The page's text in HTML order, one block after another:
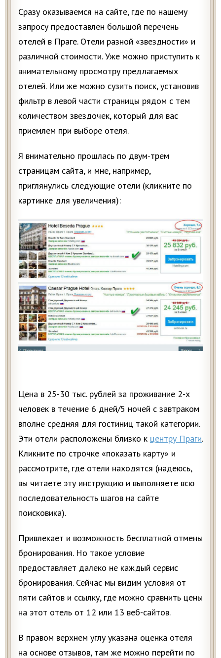
Сразу оказываемся на сайте, где по нашему
запросу предоставлен большой перечень
отелей в Праге. Отели разной «звездности» и
различной стоимости. Уже можно приступить к
внимательному просмотру предлагаемых
отелей. Или же можно сузить поиск, установив
фильтр в левой части страницы рядом с тем
количеством звездочек, который для вас
приемлем при выборе отеля.
Я внимательно прошлась по двум-трем
страницам сайта, и мне, например,
приглянулись следующие отели (кликните по
картинке для увеличения):
Цена в 25-30 тыс. рублей за проживание 2-х
человек в течение 6 дней/5 ночей с завтраком
вполне средняя для гостиниц такой категории.
Эти отели расположены близко к центру Праги.
Кликните по строчке «показать карту» и
рассмотрите, где отели находятся (надеюсь,
вы читаете эту инструкцию и выполняете всю
последовательность шагов на сайте
поисковика).
Привлекает и возможность бесплатной отмены
бронирования. Но такое условие
предоставляет далеко не каждый сервис
бронирования. Сейчас мы видим условия от
пяти сайтов и ссылку, где можно сравнить цены
на этот отель от 12 или 13 веб-сайтов.
В правом верхнем углу указана оценка отеля
на основе отзывов, там же можно перейти по